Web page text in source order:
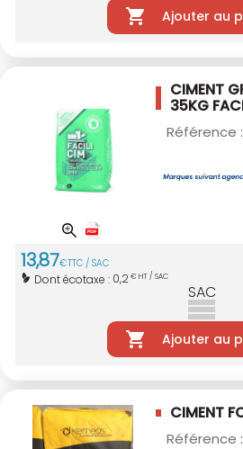
Ajouter au
CIMENT
35KG
Référence :
13,87€TTC / SAC
Dont écotaxe : 0,2€ HT / SAC
SAC
Ajouter au
CIMENT
Référence :